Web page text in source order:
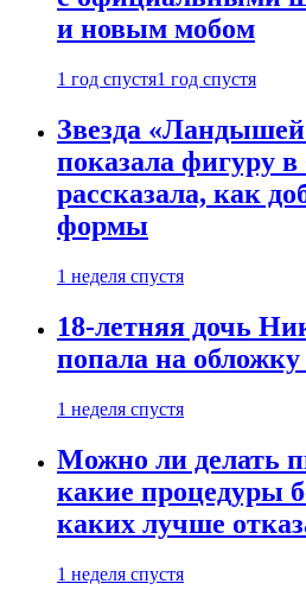
и новым мобом
1 год спустя1 год спустя
Звезда
показала фигуру
рассказала, как
формы
1 неделя спустя
18-летняя дочь
попала на
1 неделя спустя
Можно ли делать
какие процедуры
каких лучше
1 неделя спустя